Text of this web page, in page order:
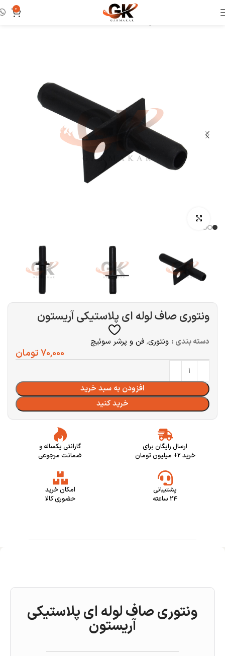
0
ونتوری
ونتوری صاف لوله ای پلاستیکی آریستون
دسته بندی : ونتوری, فن و پرشر سوئیچ
70,000تومان
افزودن به سبد خرید
خرید کنید
ارسال رایگان برای
خرید 2+ میلیون تومان
گارانتی یکساله و
ضمانت مرجوعی
پشتیبانی
24 ساعته
امکان خرید
حضوری کالا
ونتوری صاف لوله ای پلاستیکی
آریستون